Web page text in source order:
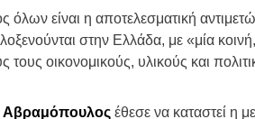
όλων είναι η αποτελεσματική
στην Ελλάδα, με «μία
τους οικονομικούς, υλικούς και
Αβραμόπουλος έθεσε να καταστεί η